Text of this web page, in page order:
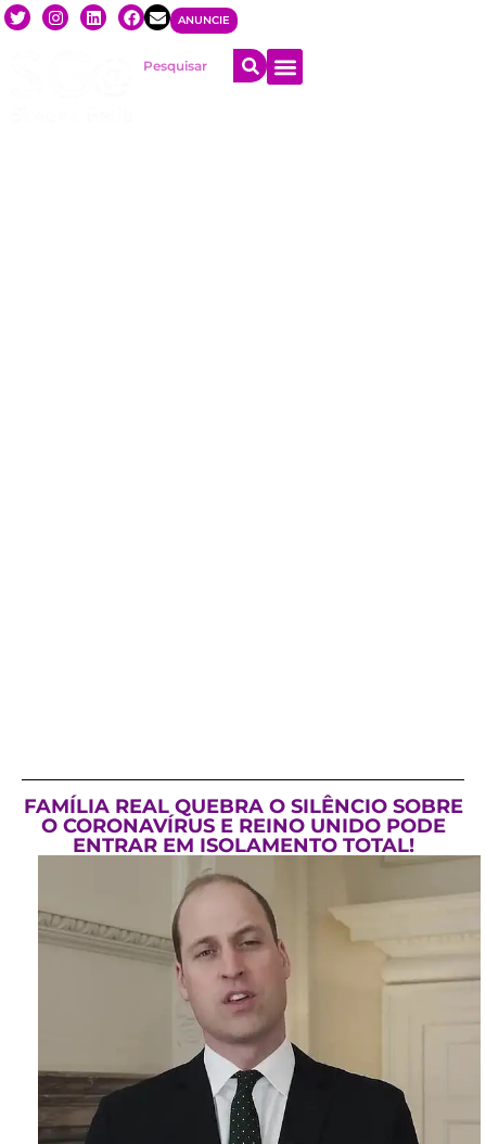
ANUNCIE
FAMÍLIA REAL QUEBRA O SILÊNCIO SOBRE
O CORONAVÍRUS E REINO UNIDO PODE
ENTRAR EM ISOLAMENTO TOTAL!